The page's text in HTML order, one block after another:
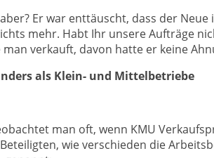
Er war enttäuscht, dass der
mehr. Habt Ihr unsere Aufträge
verkauft, davon hatte er keine
als Klein- und Mittelbetriebe
man oft, wenn KMU
wie verschieden die